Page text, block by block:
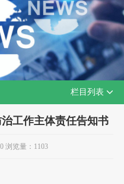
栏目列表
工作主体责任告知书
浏览量：1103